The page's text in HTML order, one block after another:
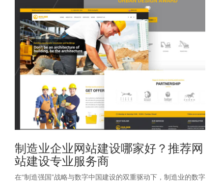
制造业企业网站建设哪家好？推荐网
站建设专业服务商
在“制造强国”战略与数字中国建设的双重驱动下，制造业的数字